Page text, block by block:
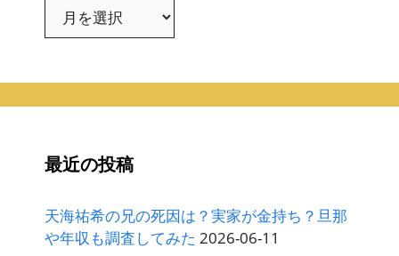
最近の投稿
天海祐希の兄の死因は？実家が金持ち？旦那
や年収も調査してみた 2026-06-11